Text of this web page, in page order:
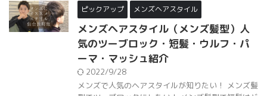
ーマ・マッシュ紹介
2022/9/28
メンズで人気のヘアスタイルが知りたい！ メンズ髪
型でツーブロックにしたい！ メンズ髪型で短髪はど
んなヘアスタイルがある？ メンズの髪型でパーマを
かけたいんだけど？ この記事ではサロンでネットで
よく聞く ...